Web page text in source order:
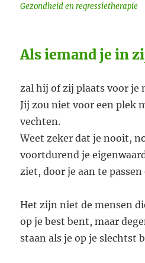
Gezondheid en regressietherapie
Als iemand je in
zal hij of zij plaats voor je
Jij zou niet voor een plek
vechten.
Weet zeker dat je nooit,
voortdurend je
ziet, door je aan te passen
Het zijn niet de mensen
op je best bent, maar
staan als je op je slechtst